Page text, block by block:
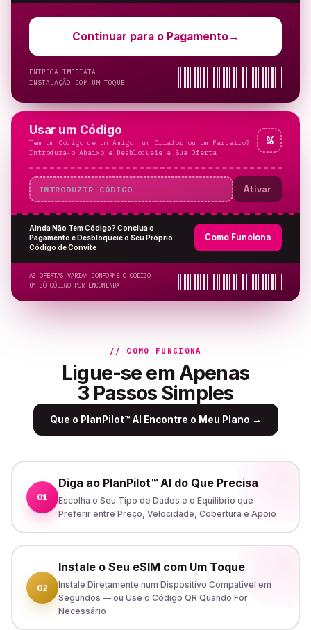
Continuar para o Pagamento→
ENTREGA IMEDIATA
INSTALAÇÃO COM UM TOQUE
Usar um Código
Tem um Código de um Amigo, um Criador ou um Parceiro?
Introduza-o Abaixo e Desbloqueie a Sua Oferta
%
Ativar
Ainda Não Tem Código? Conclua o
Pagamento e Desbloqueie o Seu Próprio
Código de Convite
Como Funciona
AS OFERTAS VARIAM CONFORME O CÓDIGO
UM SÓ CÓDIGO POR ENCOMENDA
// COMO FUNCIONA
Ligue-se em Apenas
3 Passos Simples
Que o PlanPilot™ AI Encontre o Meu Plano →
01
Diga ao PlanPilot™ AI do Que Precisa
Escolha o Seu Tipo de Dados e o Equilíbrio que
Preferir entre Preço, Velocidade, Cobertura e Apoio
02
Instale o Seu eSIM com Um Toque
Instale Diretamente num Dispositivo Compatível em
Segundos — ou Use o Código QR Quando For
Necessário